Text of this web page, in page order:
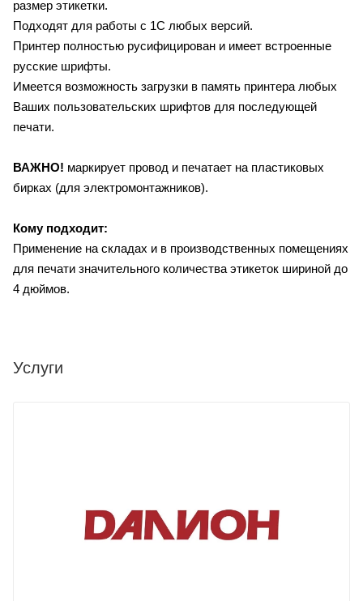
размер этикетки.
Подходят для работы с 1С любых версий.
Принтер полностью русифицирован и имеет встроенные
русские шрифты.
Имеется возможность загрузки в память принтера любых
Ваших пользовательских шрифтов для последующей
печати.
ВАЖНО! маркирует провод и печатает на пластиковых
бирках (для электромонтажников).
Кому подходит:
Применение на складах и в производственных помещениях
для печати значительного количества этикеток шириной до
4 дюймов.
Услуги